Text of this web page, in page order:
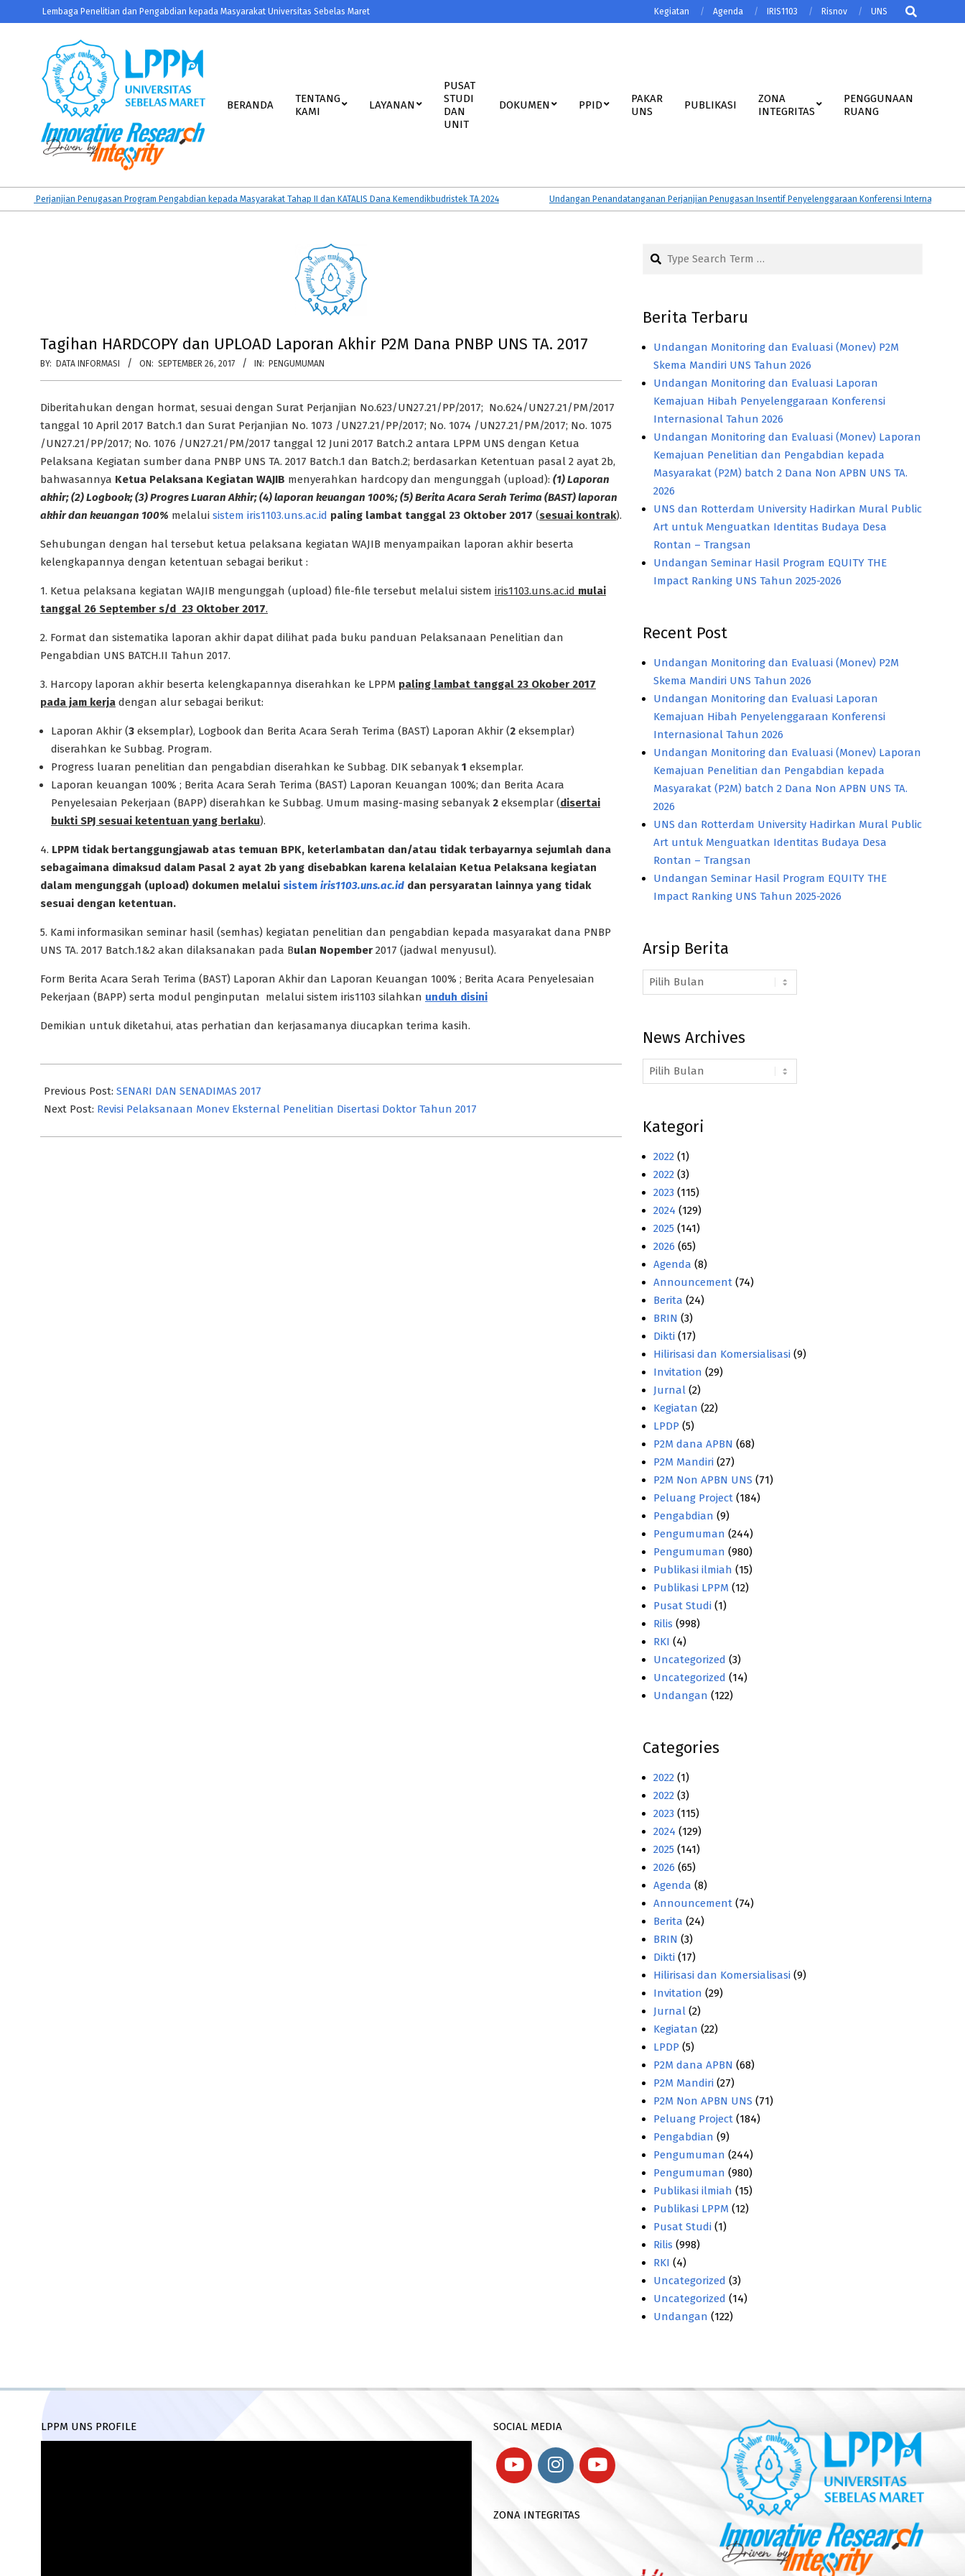
to
Lembaga Penelitian dan Pengabdian kepada Masyarakat Universitas Sebelas Maret Kegiatan Agenda IRIS1103 Risnov UNS
Search
LPPM
UNS
BERANDA
TENTANG
KAMI
LAYANAN
PUSAT
STUDI
DAN
UNIT
DOKUMEN PPID
PAKAR
UNS
PUBLIKASI
ZONA
INTEGRITAS
PENGGUNAAN
RUANG
Perjanjian Penugasan Program Pengabdian kepada Masyarakat Tahap II dan KATALIS Dana Kemendikbudristek TA 2024 Undangan Penandatanganan Perjanjian Penugasan Insentif Penyelenggaraan Konferensi Internasional Tahun
Tagihan HARDCOPY dan UPLOAD Laporan Akhir P2M Dana PNBP UNS TA. 2017
BY: DATA INFORMASI ON: SEPTEMBER 26, 2017 IN: PENGUMUMAN
Diberitahukan dengan hormat, sesuai dengan Surat Perjanjian No.623/UN27.21/PP/2017; No.624/UN27.21/PM/2017
tanggal 10 April 2017 Batch.1 dan Surat Perjanjian No. 1073 /UN27.21/PP/2017; No. 1074 /UN27.21/PM/2017; No. 1075
/UN27.21/PP/2017; No. 1076 /UN27.21/PM/2017 tanggal 12 Juni 2017 Batch.2 antara LPPM UNS dengan Ketua
Pelaksana Kegiatan sumber dana PNBP UNS TA. 2017 Batch.1 dan Batch.2; berdasarkan Ketentuan pasal 2 ayat 2b,
bahwasannya Ketua Pelaksana Kegiatan WAJIB menyerahkan hardcopy dan mengunggah (upload): (1) Laporan
akhir; (2) Logbook; (3) Progres Luaran Akhir; (4) laporan keuangan 100%; (5) Berita Acara Serah Terima (BAST) laporan
akhir dan keuangan 100% melalui sistem iris1103.uns.ac.id paling lambat tanggal 23 Oktober 2017 (sesuai kontrak).
Sehubungan dengan hal tersebut ketua pelaksana kegiatan WAJIB menyampaikan laporan akhir beserta
kelengkapannya dengan ketentuan sebagai berikut :
1. Ketua pelaksana kegiatan WAJIB mengunggah (upload) file-file tersebut melalui sistem iris1103.uns.ac.id mulai
tanggal 26 September s/d 23 Oktober 2017.
2. Format dan sistematika laporan akhir dapat dilihat pada buku panduan Pelaksanaan Penelitian dan
Pengabdian UNS BATCH.II Tahun 2017.
3. Harcopy laporan akhir beserta kelengkapannya diserahkan ke LPPM paling lambat tanggal 23 Okober 2017
pada jam kerja dengan alur sebagai berikut:
Laporan Akhir (3 eksemplar), Logbook dan Berita Acara Serah Terima (BAST) Laporan Akhir (2 eksemplar)
diserahkan ke Subbag. Program.
Progress luaran penelitian dan pengabdian diserahkan ke Subbag. DIK sebanyak 1 eksemplar.
Laporan keuangan 100% ; Berita Acara Serah Terima (BAST) Laporan Keuangan 100%; dan Berita Acara
Penyelesaian Pekerjaan (BAPP) diserahkan ke Subbag. Umum masing-masing sebanyak 2 eksemplar (disertai
bukti SPJ sesuai ketentuan yang berlaku).
4. LPPM tidak bertanggungjawab atas temuan BPK, keterlambatan dan/atau tidak terbayarnya sejumlah dana
sebagaimana dimaksud dalam Pasal 2 ayat 2b yang disebabkan karena kelalaian Ketua Pelaksana kegiatan
dalam mengunggah (upload) dokumen melalui sistem iris1103.uns.ac.id dan persyaratan lainnya yang tidak
sesuai dengan ketentuan.
5. Kami informasikan seminar hasil (semhas) kegiatan penelitian dan pengabdian kepada masyarakat dana PNBP
UNS TA. 2017 Batch.1&2 akan dilaksanakan pada Bulan Nopember 2017 (jadwal menyusul).
Form Berita Acara Serah Terima (BAST) Laporan Akhir dan Laporan Keuangan 100% ; Berita Acara Penyelesaian
Pekerjaan (BAPP) serta modul penginputan melalui sistem iris1103 silahkan unduh disini
Demikian untuk diketahui, atas perhatian dan kerjasamanya diucapkan terima kasih.
09-
26
Previous Post: SENARI DAN SENADIMAS 2017
Next Post: Revisi Pelaksanaan Monev Eksternal Penelitian Disertasi Doktor Tahun 2017
Search
Berita Terbaru
Undangan Monitoring dan Evaluasi (Monev) P2M
Skema Mandiri UNS Tahun 2026
Undangan Monitoring dan Evaluasi Laporan
Kemajuan Hibah Penyelenggaraan Konferensi
Internasional Tahun 2026
Undangan Monitoring dan Evaluasi (Monev) Laporan
Kemajuan Penelitian dan Pengabdian kepada
Masyarakat (P2M) batch 2 Dana Non APBN UNS TA.
2026
UNS dan Rotterdam University Hadirkan Mural Public
Art untuk Menguatkan Identitas Budaya Desa
Rontan – Trangsan
Undangan Seminar Hasil Program EQUITY THE
Impact Ranking UNS Tahun 2025-2026
Recent Post
Undangan Monitoring dan Evaluasi (Monev) P2M
Skema Mandiri UNS Tahun 2026
Undangan Monitoring dan Evaluasi Laporan
Kemajuan Hibah Penyelenggaraan Konferensi
Internasional Tahun 2026
Undangan Monitoring dan Evaluasi (Monev) Laporan
Kemajuan Penelitian dan Pengabdian kepada
Masyarakat (P2M) batch 2 Dana Non APBN UNS TA.
2026
UNS dan Rotterdam University Hadirkan Mural Public
Art untuk Menguatkan Identitas Budaya Desa
Rontan – Trangsan
Undangan Seminar Hasil Program EQUITY THE
Impact Ranking UNS Tahun 2025-2026
Arsip Berita
Arsip
Berita
News Archives
News
Archives
Kategori
2022 (1)
2022 (3)
2023 (115)
2024 (129)
2025 (141)
2026 (65)
Agenda (8)
Announcement (74)
Berita (24)
BRIN (3)
Dikti (17)
Hilirisasi dan Komersialisasi (9)
Invitation (29)
Jurnal (2)
Kegiatan (22)
LPDP (5)
P2M dana APBN (68)
P2M Mandiri (27)
P2M Non APBN UNS (71)
Peluang Project (184)
Pengabdian (9)
Pengumuman (244)
Pengumuman (980)
Publikasi ilmiah (15)
Publikasi LPPM (12)
Pusat Studi (1)
Rilis (998)
RKI (4)
Uncategorized (3)
Uncategorized (14)
Undangan (122)
Categories
2022 (1)
2022 (3)
2023 (115)
2024 (129)
2025 (141)
2026 (65)
Agenda (8)
Announcement (74)
Berita (24)
BRIN (3)
Dikti (17)
Hilirisasi dan Komersialisasi (9)
Invitation (29)
Jurnal (2)
Kegiatan (22)
LPDP (5)
P2M dana APBN (68)
P2M Mandiri (27)
P2M Non APBN UNS (71)
Peluang Project (184)
Pengabdian (9)
Pengumuman (244)
Pengumuman (980)
Publikasi ilmiah (15)
Publikasi LPPM (12)
Pusat Studi (1)
Rilis (998)
RKI (4)
Uncategorized (3)
Uncategorized (14)
Undangan (122)
LPPM UNS PROFILE
SOCIAL MEDIA
ZONA INTEGRITAS